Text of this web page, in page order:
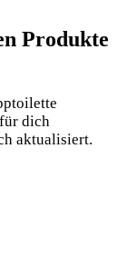
Produkte
dich
aktualisiert.